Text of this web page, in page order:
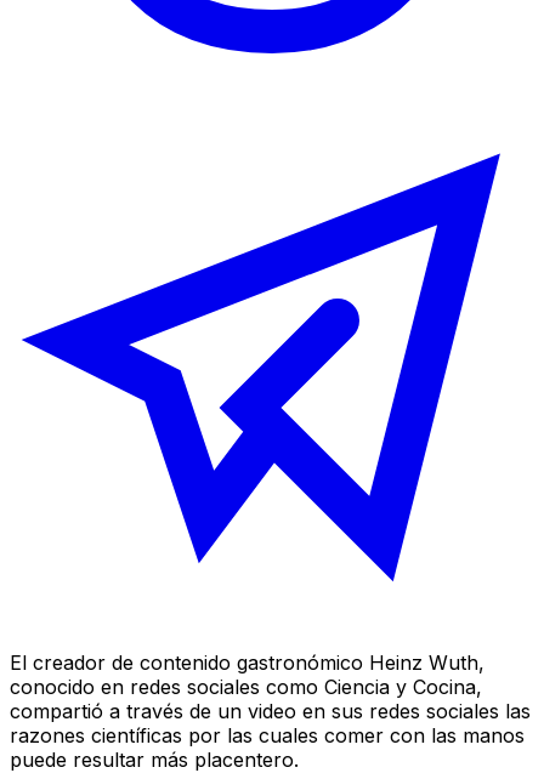
El creador de contenido gastronómico Heinz Wuth,
conocido en redes sociales como Ciencia y Cocina,
compartió a través de un video en sus redes sociales las
razones científicas por las cuales comer con las manos
puede resultar más placentero.